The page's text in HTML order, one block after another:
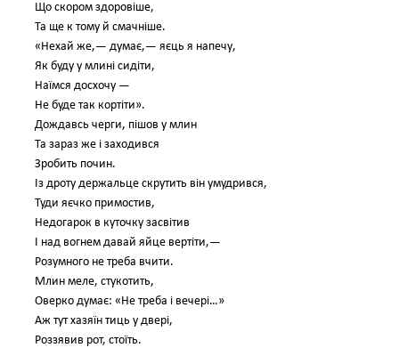
Що скором здоровіше,
Та ще к тому й смачніше.
«Нехай же,— думає,— яєць я напечу,
Як буду у млині сидіти,
Наїмся досхочу —
Не буде так кортіти».
Дождавсь черги, пішов у млин
Та зараз же і заходився
Зробить почин.
Із дроту держальце скрутить він умудрився,
Туди яєчко примостив,
Недогарок в куточку засвітив
І над вогнем давай яйце вертіти,—
Розумного не треба вчити.
Млин меле, стукотить,
Оверко думає: «Не треба і вечері…»
Аж тут хазяїн тиць у двері,
Роззявив рот, стоїть.